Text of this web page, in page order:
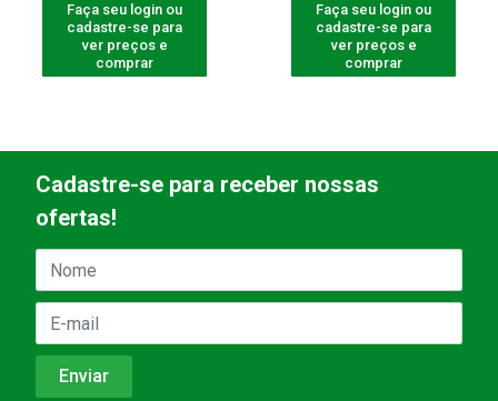
Faça seu login ou
cadastre-se para
ver preços e
comprar
Faça seu login ou
cadastre-se para
ver preços e
comprar
Cadastre-se para receber nossas
ofertas!